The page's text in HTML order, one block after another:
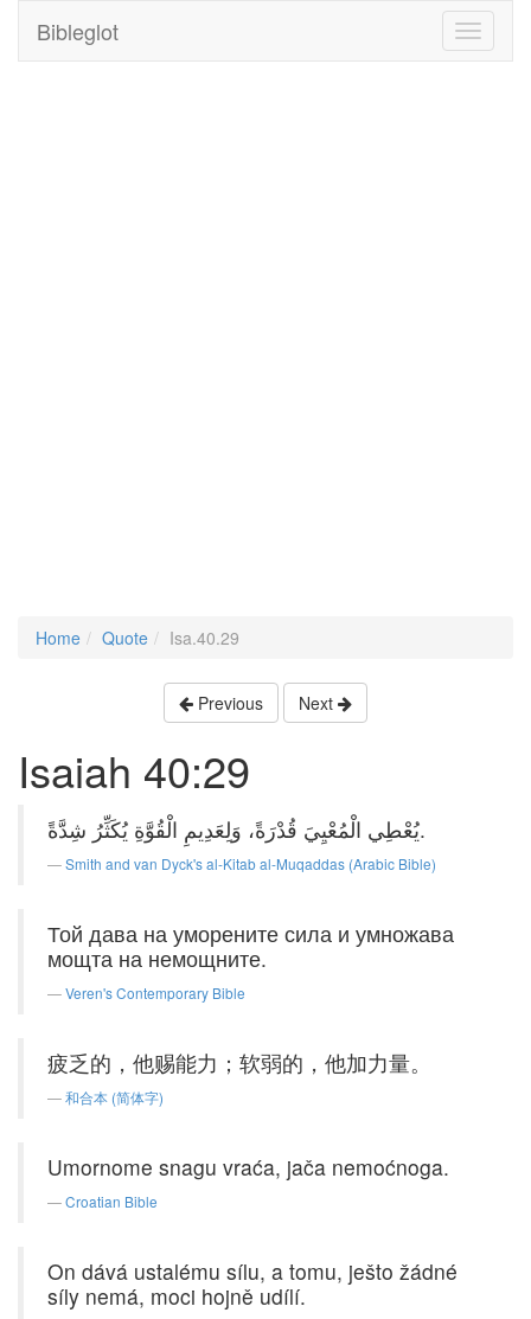
Toggle
Bibleglot
Home Quote Isa.40.29
Previous Next
Isaiah 40:29
يُعْطِي الْمُعْيِيَ قُدْرَةً، وَلِعَدِيمِ الْقُوَّةِ يُكَثِّرُ شِدَّةً.
Smith and van Dyck's al-Kitab al-Muqaddas (Arabic Bible)
Той дава на уморените сила и умножава
мощта на немощните.
Veren's Contemporary Bible
疲乏的，他赐能力；软弱的，他加力量。
和合本 (简体字)
Umornome snagu vraća, jača nemoćnoga.
Croatian Bible
On dává ustalému sílu, a tomu, ješto žádné
síly nemá, moci hojně udílí.